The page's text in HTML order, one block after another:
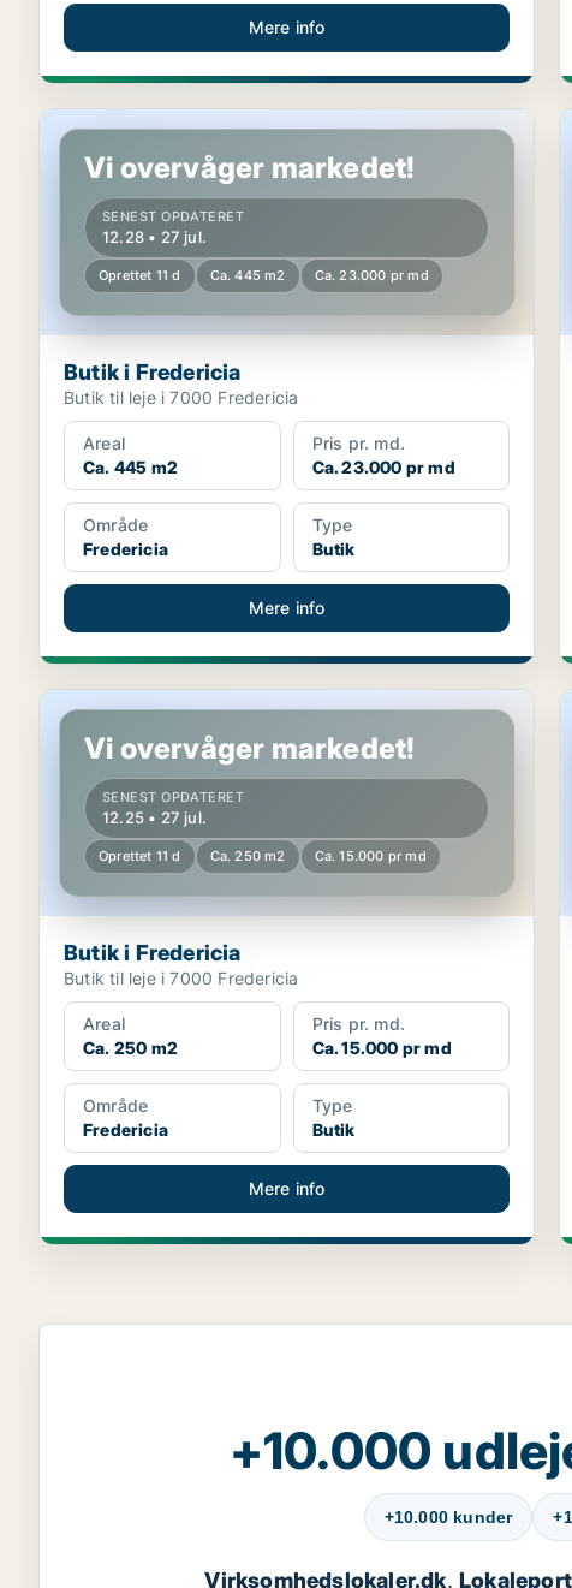
Mere info
Butik i Fredericia
Vi overvåger markedet!
SENEST OPDATERET
12.28 • 27 jul.
Oprettet 11 d Ca. 445 m2 Ca. 23.000 pr md
Butik i Fredericia
Butik til leje i 7000 Fredericia
Areal
Ca. 445 m2
Pris pr. md.
Ca. 23.000 pr md
Område
Fredericia
Type
Butik
Mere info
Butik i Fredericia
Vi overvåger markedet!
SENEST OPDATERET
12.25 • 27 jul.
Oprettet 11 d Ca. 250 m2 Ca. 15.000 pr md
Butik i Fredericia
Butik til leje i 7000 Fredericia
Areal
Ca. 250 m2
Pris pr. md.
Ca. 15.000 pr md
Område
Fredericia
Type
Butik
Mere info
+10.000
+10.000 kunder
Virksomhedslokaler.dk,